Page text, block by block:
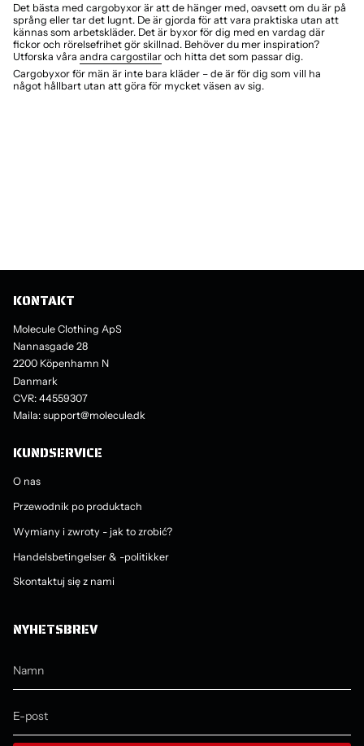
Det bästa med cargobyxor är att de hänger med, oavsett om du är på
språng eller tar det lugnt. De är gjorda för att vara praktiska utan att
kännas som arbetskläder. Det är byxor för dig med en vardag där
fickor och rörelsefrihet gör skillnad. Behöver du mer inspiration?
Utforska våra andra cargostilar och hitta det som passar dig.
Cargobyxor för män är inte bara kläder – de är för dig som vill ha
något hållbart utan att göra för mycket väsen av sig.
KONTAKT
Molecule Clothing ApS
Nannasgade 28
2200 Köpenhamn N
Danmark
CVR: 44559307
Maila: support@molecule.dk
KUNDSERVICE
O nas
Przewodnik po produktach
Wymiany i zwroty - jak to zrobić?
Handelsbetingelser & -politikker
Skontaktuj się z nami
NYHETSBREV